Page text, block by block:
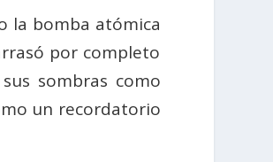
la bomba atómica
por completo
sombras como
un recordatorio